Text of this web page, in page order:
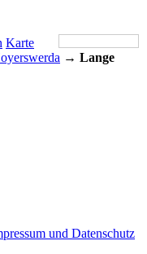
Karte
→ Lange
und Datenschutz